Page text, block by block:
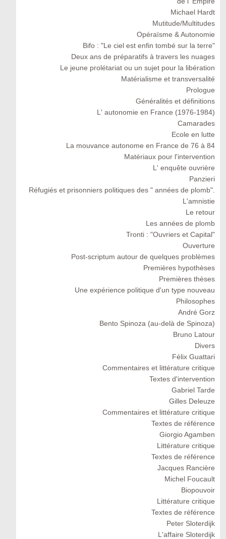
Michael Hardt
Mutitude/Multitudes
Opéraïsme & Autonomie
Bifo : "Le ciel est enfin tombé sur la terre"
Deux ans de préparatifs à travers les nuages
Le jeune prolétariat ou un sujet pour la libération
Matérialisme et transversalité
Prologue
Généralités et définitions
L' autonomie en France (1976-1984)
Camarades
Ecole en lutte
La mouvance autonome en France de 76 à 84
Matériaux pour l'intervention
L' enquête ouvrière
Panzieri
Réfugiés et prisonniers politiques des " années de plomb".
L'amnistie
Le retour
Les années de plomb
Tronti : "Ouvriers et Capital"
Ouverture
Post-scriptum autour de quelques problèmes
Premières hypothèses
Premières thèses
Une expérience politique d'un type nouveau
Philosophes
André Gorz
Bento Spinoza (au-delà de Spinoza)
Bruno Latour
Divers
Félix Guattari
Commentaires et littérature critique
Textes d'intervention
Gabriel Tarde
Gilles Deleuze
Commentaires et littérature critique
Textes de référence
Giorgio Agamben
Littérature critique
Textes de référence
Jacques Rancière
Michel Foucault
Biopouvoir
Littérature critique
Textes de référence
Peter Sloterdijk
L'affaire Sloterdijk